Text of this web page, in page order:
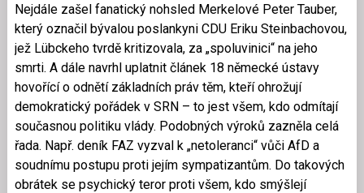
Nejdále zašel fanatický nohsled Merkelové Peter Tauber,
který označil bývalou poslankyni CDU Eriku Steinbachovou,
jež Lübckeho tvrdě kritizovala, za „spoluvinici“ na jeho
smrti. A dále navrhl uplatnit článek 18 německé ústavy
hovořící o odnětí základních práv těm, kteří ohrožují
demokratický pořádek v SRN – to jest všem, kdo odmítají
současnou politiku vlády. Podobných výroků zazněla celá
řada. Např. deník FAZ vyzval k „netoleranci“ vůči AfD a
soudnímu postupu proti jejím sympatizantům. Do takových
obrátek se psychický teror proti všem, kdo smýšlejí